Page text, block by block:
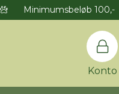
Minimumsbeløb 100,-
Konto